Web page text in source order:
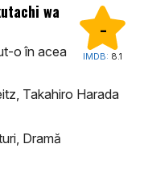
-
IMDB: 8.1
wa
o în acea
Takahiro Harada
Dramă